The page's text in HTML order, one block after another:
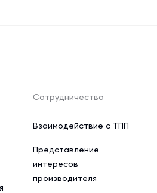
Сотрудничество
Взаимодействие с ТПП
Представление
интересов
производителя